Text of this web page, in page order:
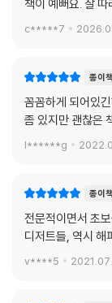
책이 예뻐요. 잘
c*****7
종이책
꼼꼼하게 되어있
좀 있지만 괜찮은
l******g
종이책
전문적이면서 초
디저트들, 역시 해
v****5